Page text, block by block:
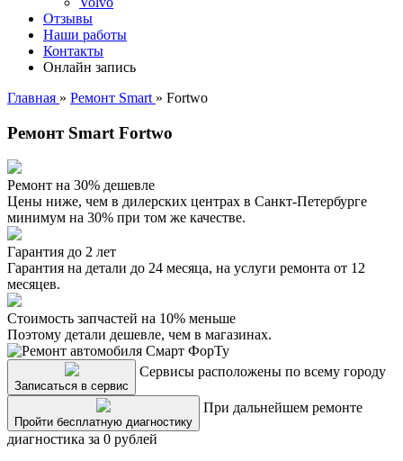
Отзывы
Наши работы
Контакты
Онлайн запись
Главная » Ремонт Smart » Fortwo
Ремонт Smart Fortwo
Ремонт на 30% дешевле
Цены ниже, чем в дилерских центрах в Санкт-Петербурге
минимум на 30% при том же качестве.
Гарантия до 2 лет
Гарантия на детали до 24 месяца, на услуги ремонта от 12
месяцев.
Стоимость запчастей на 10% меньше
Поэтому детали дешевле, чем в магазинах.
Записаться в сервис
Сервисы расположены по всему городу
Пройти бесплатную диагностику
При дальнейшем ремонте
диагностика за 0 рублей